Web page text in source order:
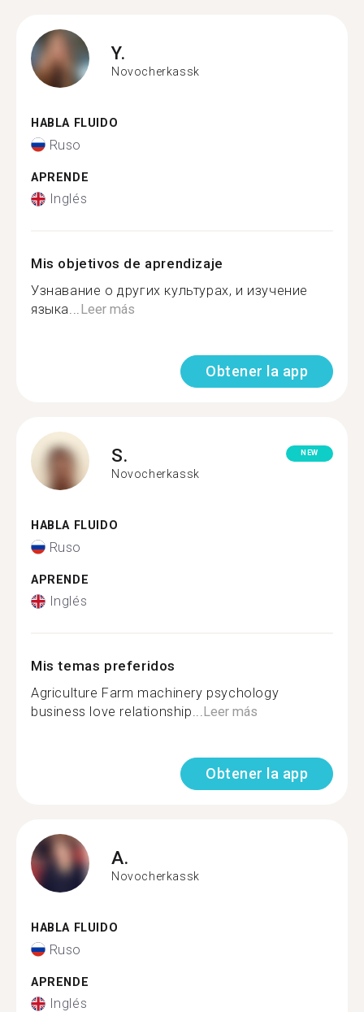
Y.
Novocherkassk
HABLA FLUIDO
Ruso
APRENDE
Inglés
Mis objetivos de aprendizaje
Узнавание о других культурах, и изучение
языка...Leer más
Obtener la app
S.
Novocherkassk
NEW
HABLA FLUIDO
Ruso
APRENDE
Inglés
Mis temas preferidos
Agriculture Farm machinery psychology
business love relationship...Leer más
Obtener la app
A.
Novocherkassk
HABLA FLUIDO
Ruso
APRENDE
Inglés